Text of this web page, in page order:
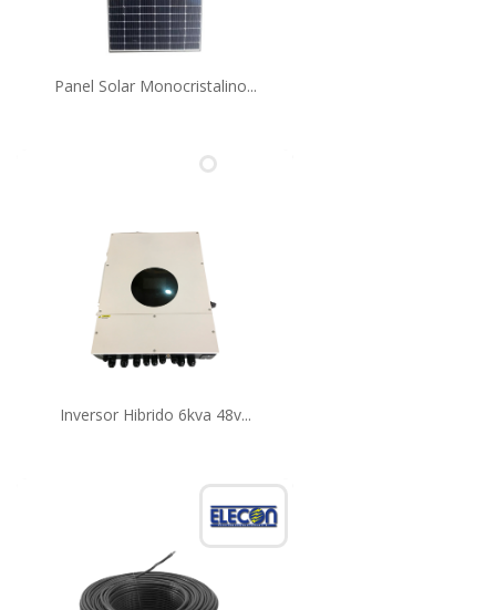
Panel Solar Monocristalino...
Inversor Hibrido 6kva 48v...